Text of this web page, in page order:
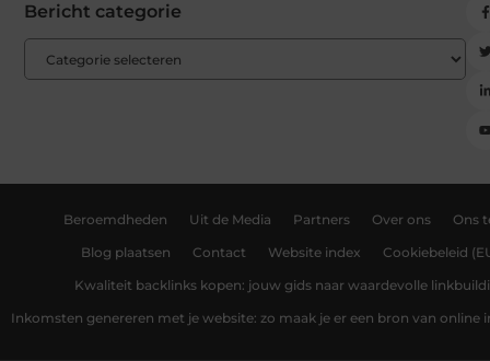
Bericht categorie
Beroemdheden Uit de Media Partners Over ons Ons
Blog plaatsen Contact Website index Cookiebeleid
Kwaliteit backlinks kopen: jouw gids naar waardevolle
Inkomsten genereren met je website: zo maak je er een bron van online